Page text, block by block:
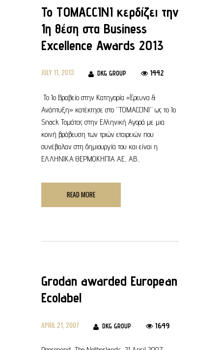
To TOMACCINI κερδίζει την
1η θέση στα Business
Excellence Awards 2013
JULY 11, 2013 DKG GROUP 1442
To 1o Βραβείο στην Κατηγορία «Έρευνα &
Ανάπτυξη» κατέκτησε στο “TOMACCINI” ως το 1ο
Snack Τομάτας στην Ελληνική Αγορά με μια
κοινή βράβευση των τριών εταιρειών που
συνέβαλαν στη δημιουργία του και είναι η
ΕΛΛΗΝΙΚΑ ΘΕΡΜΟΚΗΠΙΑ ΑΕ, ΑΒ...
READ MORE
Grodan awarded European
Ecolabel
APRIL 21, 2007 DKG GROUP 1649